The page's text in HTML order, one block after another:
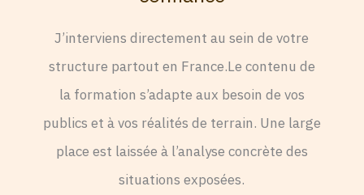
J’interviens directement au sein de votre
structure partout en France.Le contenu de
la formation s’adapte aux besoin de vos
publics et à vos réalités de terrain. Une large
place est laissée à l’analyse concrète des
situations exposées.